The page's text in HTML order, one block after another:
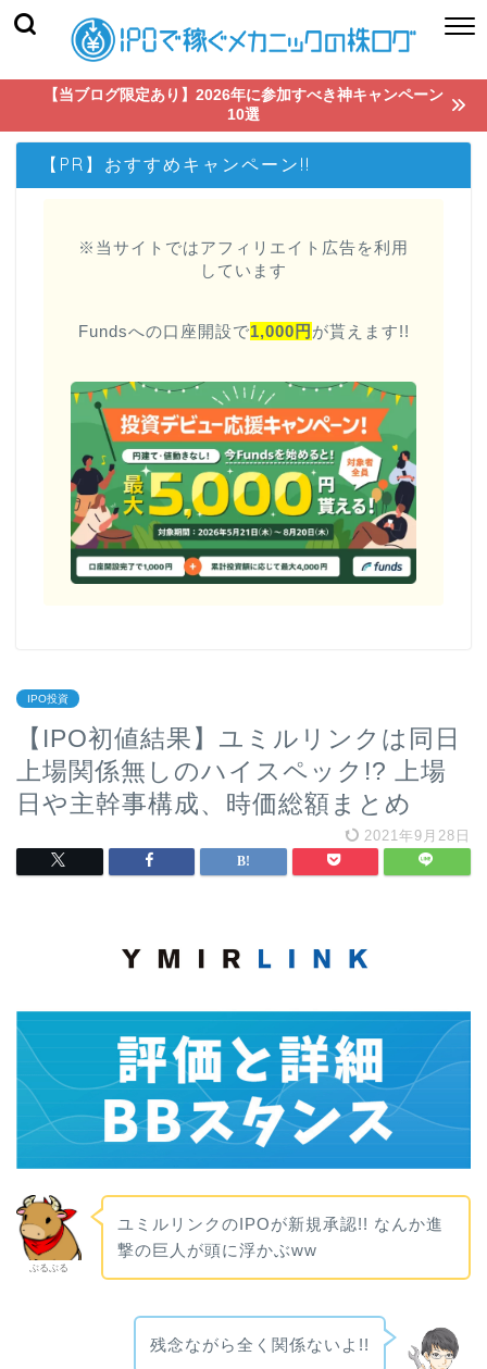
【当ブログ限定あり】2026年に参加すべき神キャンペーン
10選
【PR】おすすめキャンペーン!!
※当サイトではアフィリエイト広告を利用
しています
Fundsへの口座開設で1,000円 が貰えます!!
IPO投資
【IPO初値結果】ユミルリンクは同日
上場関係無しのハイスペック!? 上場
日や主幹事構成、時価総額まとめ
2021年9月28日
ぶるぶる
ユミルリンクのIPOが新規承認!! なんか進
撃の巨人が頭に浮かぶww
残念ながら全く関係ないよ!!